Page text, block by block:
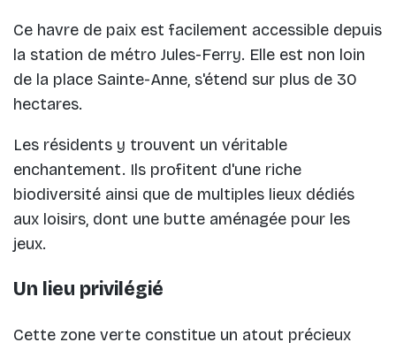
Ce havre de paix est facilement accessible depuis
la station de métro Jules-Ferry. Elle est non loin
de la place Sainte-Anne, s'étend sur plus de 30
hectares.
Les résidents y trouvent un véritable
enchantement. Ils profitent d'une riche
biodiversité ainsi que de multiples lieux dédiés
aux loisirs, dont une butte aménagée pour les
jeux.
Un lieu privilégié
Cette zone verte constitue un atout précieux